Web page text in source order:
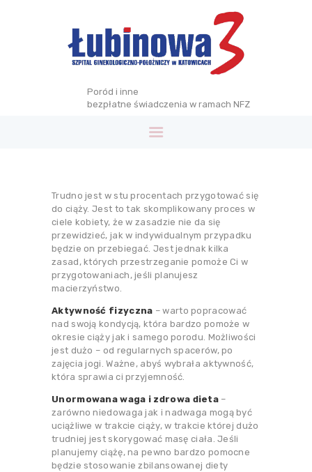
Poród i inne
bezpłatne świadczenia w ramach NFZ
OPIEKA
OKOŁOPORODOWA
STREFA WIEDZY
KONTAKT
Trudno jest w stu procentach przygotować się
do ciąży. Jest to tak skomplikowany proces w
ciele kobiety, że w zasadzie nie da się
przewidzieć, jak w indywidualnym przypadku
będzie on przebiegać. Jest jednak kilka
zasad, których przestrzeganie pomoże Ci w
przygotowaniach, jeśli planujesz
macierzyństwo.
Aktywność fizyczna – warto popracować
nad swoją kondycją, która bardzo pomoże w
okresie ciąży jak i samego porodu. Możliwości
jest dużo – od regularnych spacerów, po
zajęcia jogi. Ważne, abyś wybrała aktywność,
która sprawia ci przyjemność.
Unormowana waga i zdrowa dieta –
zarówno niedowaga jak i nadwaga mogą być
uciążliwe w trakcie ciąży, w trakcie której dużo
trudniej jest skorygować masę ciała. Jeśli
planujemy ciążę, na pewno bardzo pomocne
będzie stosowanie zbilansowanej diety